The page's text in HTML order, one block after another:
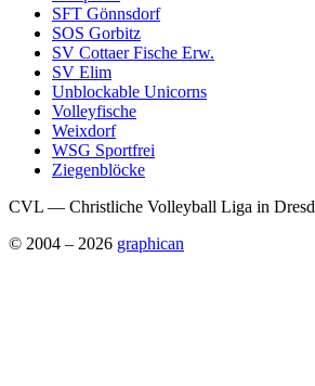
SFT Gönnsdorf
SOS Gorbitz
SV Cottaer Fische Erw.
SV Elim
Unblockable Unicorns
Volleyfische
Weixdorf
WSG Sportfrei
Ziegenblöcke
CVL — Christliche Volleyball Liga in
© 2004 – 2026 graphican